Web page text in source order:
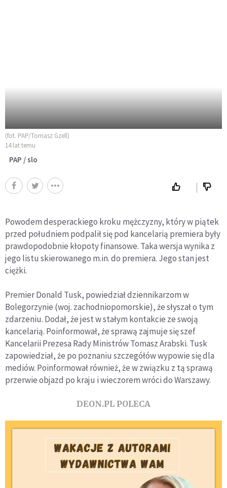
(fot. PAP/Tomasz Gzell)
14 lat temu
PAP / slo
Powodem desperackiego kroku mężczyzny, który w piątek
przed południem podpalił się pod kancelarią premiera były
prawdopodobnie kłopoty finansowe. Taka wersja wynika z
jego listu skierowanego m.in. do premiera. Jego stan jest
ciężki.
Premier Donald Tusk, powiedział dziennikarzom w
Bolegorzynie (woj. zachodniopomorskie), że słyszał o tym
zdarzeniu. Dodał, że jest w stałym kontakcie ze swoją
kancelarią. Poinformował, że sprawą zajmuje się szef
Kancelarii Prezesa Rady Ministrów Tomasz Arabski. Tusk
zapowiedział, że po poznaniu szczegółów wypowie się dla
mediów. Poinformował również, że w związku z tą sprawą
przerwie objazd po kraju i wieczorem wróci do Warszawy.
DEON.PL POLECA